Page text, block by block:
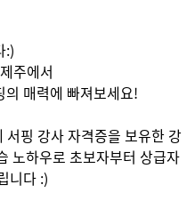
:)
주에서
매력에 빠져보세요!
핑 강사 자격증을 보유한 강
노하우로 초보자부터 상급자
니다 :)